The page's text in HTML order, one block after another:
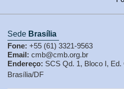
Sede Brasília
Fone: +55 (61) 3321-9563
Email: cmb@cmb.org.br
Endereço: SCS Qd. 1, Bloco I,
Brasília/DF